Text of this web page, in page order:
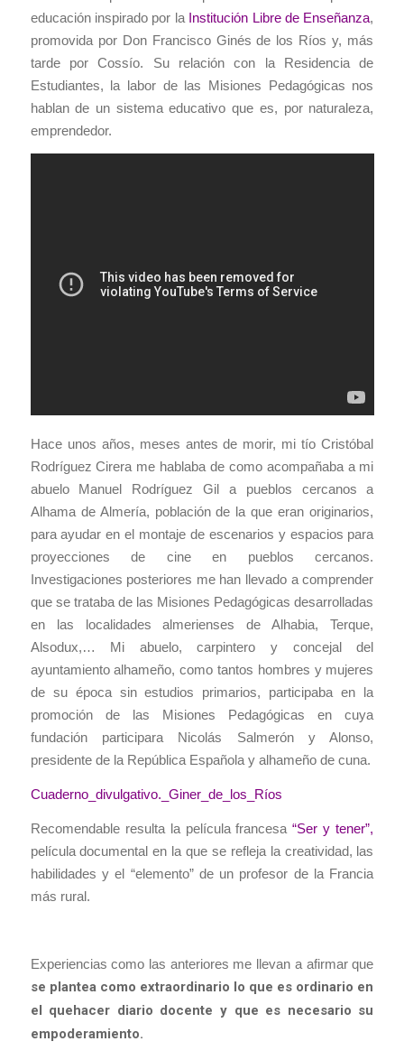
educación inspirado por la Institución Libre de Enseñanza,
promovida por Don Francisco Ginés de los Ríos y, más
tarde por Cossío. Su relación con la Residencia de
Estudiantes, la labor de las Misiones Pedagógicas nos
hablan de un sistema educativo que es, por naturaleza,
emprendedor.
Hace unos años, meses antes de morir, mi tío Cristóbal
Rodríguez Cirera me hablaba de como acompañaba a mi
abuelo Manuel Rodríguez Gil a pueblos cercanos a
Alhama de Almería, población de la que eran originarios,
para ayudar en el montaje de escenarios y espacios para
proyecciones de cine en pueblos cercanos.
Investigaciones posteriores me han llevado a comprender
que se trataba de las Misiones Pedagógicas desarrolladas
en las localidades almerienses de Alhabia, Terque,
Alsodux,… Mi abuelo, carpintero y concejal del
ayuntamiento alhameño, como tantos hombres y mujeres
de su época sin estudios primarios, participaba en la
promoción de las Misiones Pedagógicas en cuya
fundación participara Nicolás Salmerón y Alonso,
presidente de la República Española y alhameño de cuna.
Cuaderno_divulgativo._Giner_de_los_Ríos
Recomendable resulta la película francesa“Ser y tener”,
película documental en la que se refleja la creatividad, las
habilidades y el “elemento” de un profesor de la Francia
más rural.
Experiencias como las anteriores me llevan a afirmar que
se plantea como extraordinario lo que es ordinario en
el quehacer diario docente y que es necesario su
empoderamiento.